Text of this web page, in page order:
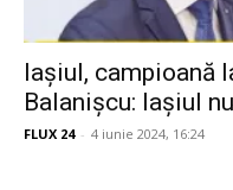
Iașiul, campioană
Balanișcu: Iașiul
FLUX 24 - 4 iunie 2024, 16:24